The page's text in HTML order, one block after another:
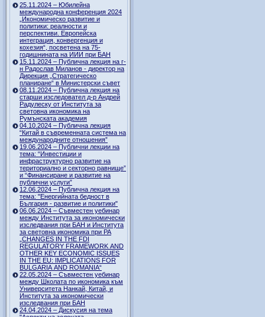
25.11.2024 – Юбилейна
международна конференция 2024
„Икономическо развитие и
политики: реалности и
перспективи. Европейска
интеграция, конвергенция и
кохезия“, посветена на 75-
годишнината на ИИИ при БАН
15.11.2024 – Публична лекция на г-
н Радослав Миланов - директор на
Дирекция „Стратегическо
планиране“ в Министерски съвет
08.11.2024 – Публична лекция на
старши изследовател д-р Андрей
Радулеску от Института за
световна икономика на
Румънската академия
04.10.2024 – Публична лекция
“Китай в съвременната система на
международните отношения”
19.06.2024 – Публични лекции на
тема: “Инвестиции и
инфраструктурно развитие на
териториално и секторно равнище”
и “Финансиране и развитие на
публични услуги”
12.06.2024 – Публична лекция на
тема: "Енергийната бедност в
България - развитие и политики"
06.06.2024 – Съвместен уебинар
между Института за икономически
изследвания при БАН и Института
за световна икономика при РА
„CHANGES IN THE FDI
REGULATORY FRAMEWORK AND
OTHER KEY ECONOMIC ISSUES
IN THE EU: IMPLICATIONS FOR
BULGARIA AND ROMANIA“
22.05.2024 – Съвместен уебинар
между Школата по икономика към
Университета Нанкай, Китай, и
Института за икономически
изследвания при БАН
24.04.2024 – Дискусия на тема